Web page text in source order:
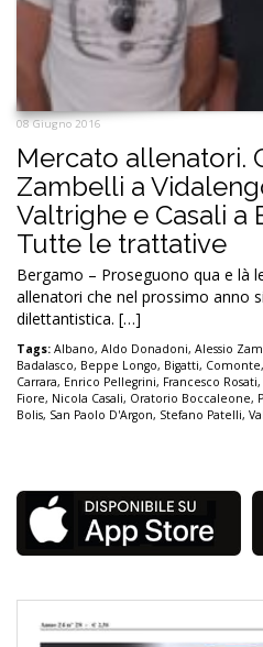
08 Giugno 2016
Mercato allenatori.
Zambelli a
Valtrighe e Casali a
Tutte le trattative
Bergamo – Proseguono qua e là
allenatori che nel prossimo anno
dilettantistica. […]
Tags: Albano, Aldo Donadoni, Alessio
Badalasco, Beppe Longo, Bigatti, Comonte,
Carrara, Enrico Pellegrini, Francesco Rosati,
Fiore, Nicola Casali, Oratorio Boccaleone,
Bolis, San Paolo D'Argon, Stefano Patelli,